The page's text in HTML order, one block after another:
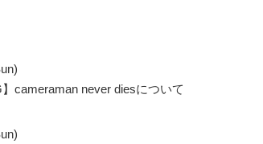
】cameraman never diesについて